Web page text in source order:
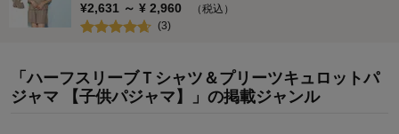
¥2,631 ～ ¥ 2,960
（税込）
(3)
「ハーフスリーブＴシャツ＆プリーツキュロットパ
ジャマ 【子供パジャマ】」の掲載ジャンル